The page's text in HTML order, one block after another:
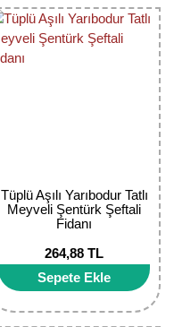
Tüplü Aşılı Yarıbodur Tatlı
Meyveli Şentürk Şeftali
Fidanı
264,88 TL
Sepete Ekle